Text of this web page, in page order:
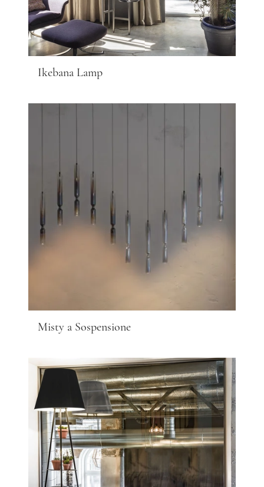
Ikebana Lamp
Misty a Sospensione